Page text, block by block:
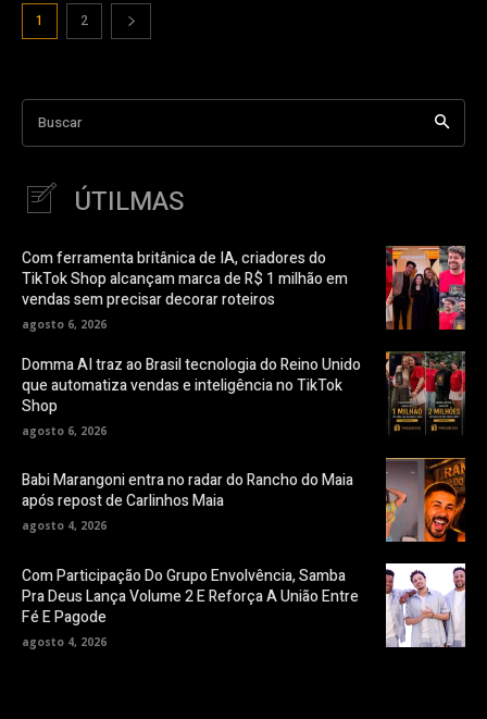
1 2
Buscar
ÚTILMAS
Com ferramenta britânica de IA, criadores do
TikTok Shop alcançam marca de R$ 1 milhão em
vendas sem precisar decorar roteiros
agosto 6, 2026
Domma AI traz ao Brasil tecnologia do Reino Unido
que automatiza vendas e inteligência no TikTok
Shop
agosto 6, 2026
Babi Marangoni entra no radar do Rancho do Maia
após repost de Carlinhos Maia
agosto 4, 2026
Com Participação Do Grupo Envolvência, Samba
Pra Deus Lança Volume 2 E Reforça A União Entre
Fé E Pagode
agosto 4, 2026